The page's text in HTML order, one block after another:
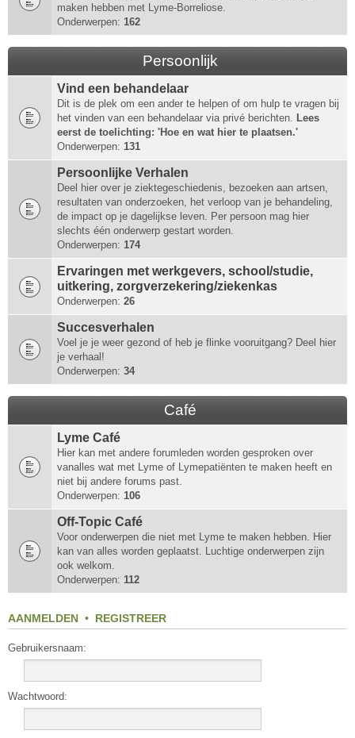
maken hebben met Lyme-Borreliose.
Onderwerpen: 162
Persoonlijk
Vind een behandelaar
Dit is de plek om een ander te helpen of om hulp te vragen bij
het vinden van een behandelaar via privé berichten. Lees
eerst de toelichting: 'Hoe en wat hier te plaatsen.'
Onderwerpen: 131
Persoonlijke Verhalen
Deel hier over je ziektegeschiedenis, bezoeken aan artsen,
resultaten van onderzoeken, het verloop van je behandeling,
de impact op je dagelijkse leven. Per persoon mag hier
slechts één onderwerp gestart worden.
Onderwerpen: 174
Ervaringen met werkgevers, school/studie,
uitkering, zorgverzekering/ziekenkas
Onderwerpen: 26
Succesverhalen
Voel je je weer gezond of heb je flinke vooruitgang? Deel hier
je verhaal!
Onderwerpen: 34
Café
Lyme Café
Hier kan met andere forumleden worden gesproken over
vanalles wat met Lyme of Lymepatiënten te maken heeft en
niet bij andere forums past.
Onderwerpen: 106
Off-Topic Café
Voor onderwerpen die niet met Lyme te maken hebben. Hier
kan van alles worden geplaatst. Luchtige onderwerpen zijn
ook welkom.
Onderwerpen: 112
AANMELDEN • REGISTREER
Gebruikersnaam:
Wachtwoord: